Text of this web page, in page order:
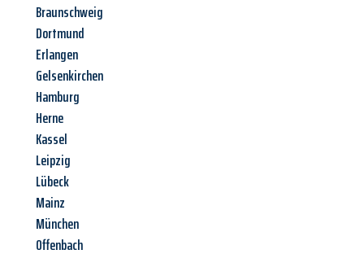
Braunschweig
Dortmund
Erlangen
Gelsenkirchen
Hamburg
Herne
Kassel
Leipzig
Lübeck
Mainz
München
Offenbach